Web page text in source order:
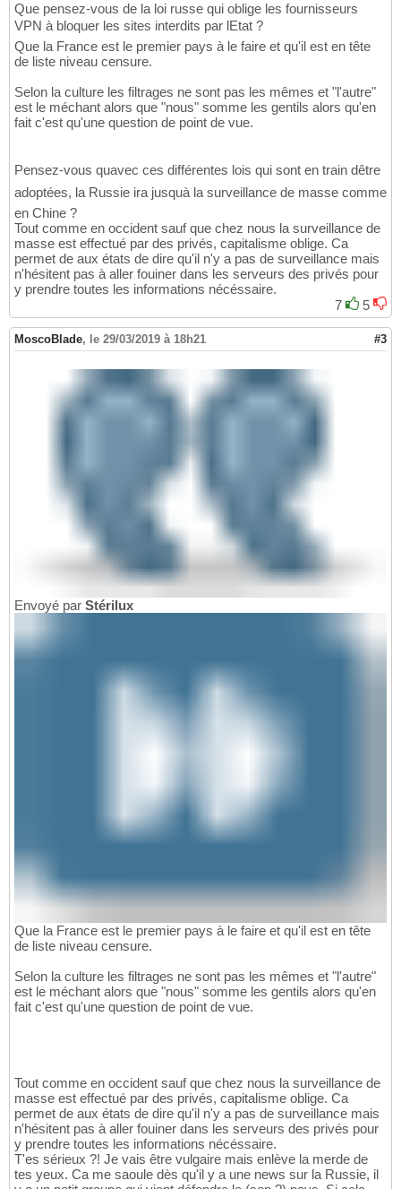
Que pensez-vous de la loi russe qui oblige les fournisseurs
VPN à bloquer les sites interdits par lEtat ?
Que la France est le premier pays à le faire et qu'il est en tête
de liste niveau censure.
Selon la culture les filtrages ne sont pas les mêmes et "l'autre"
est le méchant alors que "nous" somme les gentils alors qu'en
fait c'est qu'une question de point de vue.
Pensez-vous quavec ces différentes lois qui sont en train dêtre
adoptées, la Russie ira jusquà la surveillance de masse comme
en Chine ?
Tout comme en occident sauf que chez nous la surveillance de
masse est effectué par des privés, capitalisme oblige. Ca
permet de aux états de dire qu'il n'y a pas de surveillance mais
n'hésitent pas à aller fouiner dans les serveurs des privés pour
y prendre toutes les informations nécéssaire.
7
5
MoscoBlade, le 29/03/2019 à 18h21 #3
Envoyé par Stérilux
Que la France est le premier pays à le faire et qu'il est en tête
de liste niveau censure.
Selon la culture les filtrages ne sont pas les mêmes et "l'autre"
est le méchant alors que "nous" somme les gentils alors qu'en
fait c'est qu'une question de point de vue.
Tout comme en occident sauf que chez nous la surveillance de
masse est effectué par des privés, capitalisme oblige. Ca
permet de aux états de dire qu'il n'y a pas de surveillance mais
n'hésitent pas à aller fouiner dans les serveurs des privés pour
y prendre toutes les informations nécéssaire.
T'es sérieux ?! Je vais être vulgaire mais enlève la merde de
tes yeux. Ca me saoule dès qu'il y a une news sur la Russie, il